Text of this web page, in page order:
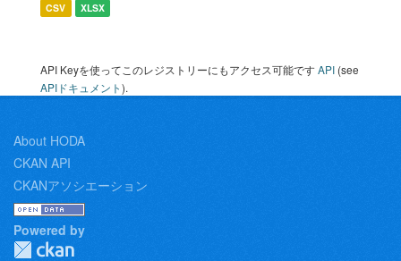
CSV XLSX
API Keyを使ってこのレジストリーにもアクセス可能ですAPI (see
APIドキュメント).
About HODA
CKAN API
CKANアソシエーション
Powered by